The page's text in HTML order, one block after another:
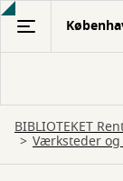
Gå
hovedindhold
BIBLIOTEKET
Værksteder